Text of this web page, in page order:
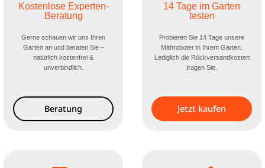
Kostenlose Experten-
Beratung
Gerne schauen wir uns Ihren
Garten an und beraten Sie –
natürlich kostenfrei &
unverbindlich.
Beratung
14 Tage im Garten
testen
Probieren Sie 14 Tage unsere
Mähroboter in Ihrem Garten.
Lediglich die Rückversandkosten
tragen Sie.
Jetzt kaufen